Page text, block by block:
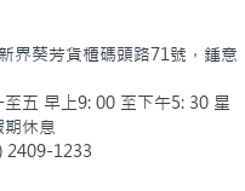
葵芳貨櫃碼頭路71號，鍾意
五 早上9: 00 至下午5: 30 星
休息
2409-1233